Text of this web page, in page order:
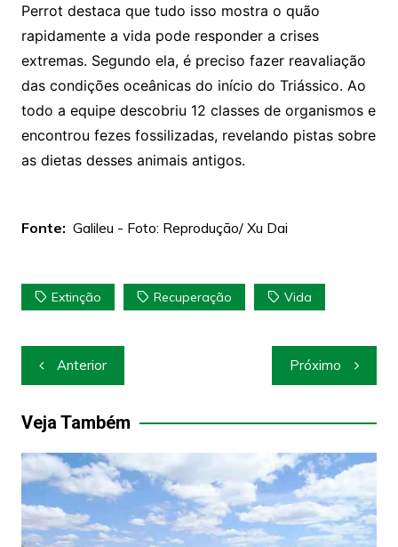
Perrot destaca que tudo isso mostra o quão
rapidamente a vida pode responder a crises
extremas. Segundo ela, é preciso fazer reavaliação
das condições oceânicas do início do Triássico. Ao
todo a equipe descobriu 12 classes de organismos e
encontrou fezes fossilizadas, revelando pistas sobre
as dietas desses animais antigos.
Fonte: Galileu - Foto: Reprodução/ Xu Dai
Extinção Recuperação Vida
Navegação
de
Post
Anterior Próximo
Veja Também